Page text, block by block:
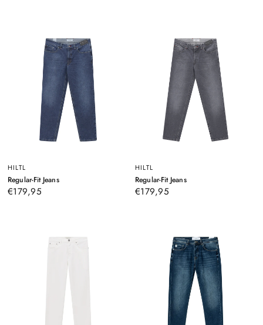
HILTL
Regular-Fit Jeans–
€179,95
HILTL
Regular-Fit Jeans–
€179,95